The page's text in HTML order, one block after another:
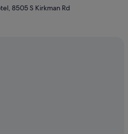
8505 S Kirkman Rd